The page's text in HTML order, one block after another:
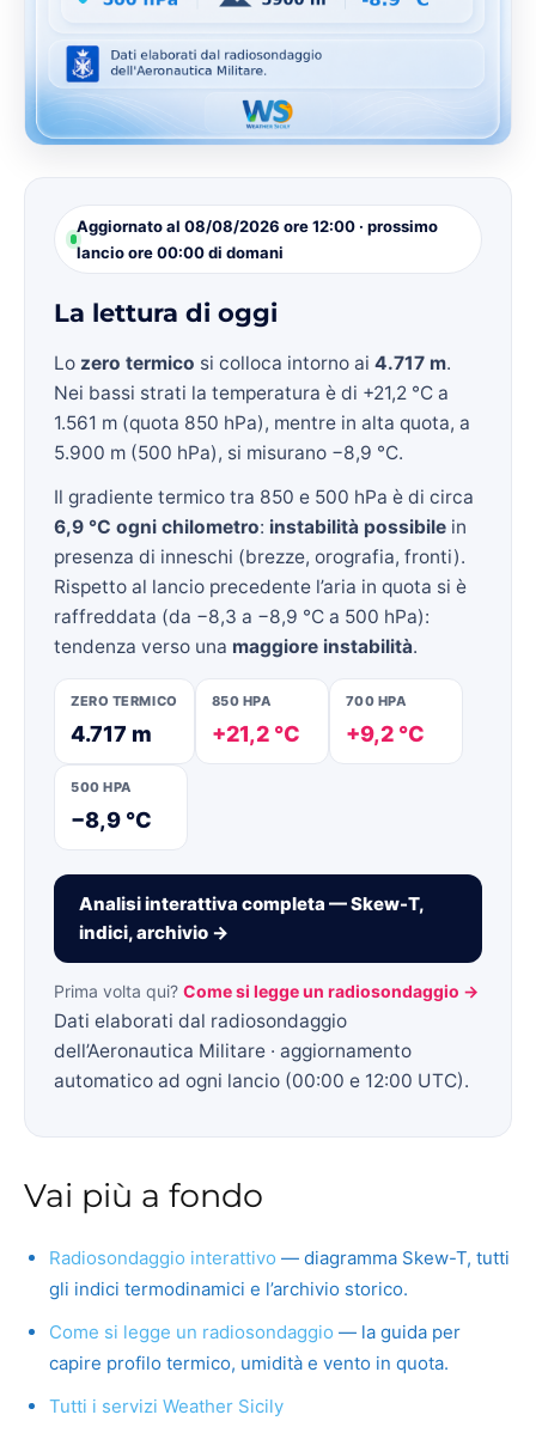
Aggiornato al 08/08/2026 ore 12:00 · prossimo
lancio ore 00:00 di domani
La lettura di oggi
Lo zero termico si colloca intorno ai 4.717 m.
Nei bassi strati la temperatura è di +21,2 °C a
1.561 m (quota 850 hPa), mentre in alta quota, a
5.900 m (500 hPa), si misurano −8,9 °C.
Il gradiente termico tra 850 e 500 hPa è di circa
6,9 °C ogni chilometro: instabilità possibile in
presenza di inneschi (brezze, orografia, fronti).
Rispetto al lancio precedente l’aria in quota si è
raffreddata (da −8,3 a −8,9 °C a 500 hPa):
tendenza verso una maggiore instabilità.
ZERO TERMICO
4.717 m
850 HPA
+21,2 °C
700 HPA
+9,2 °C
500 HPA
−8,9 °C
Analisi interattiva completa — Skew-T,
indici, archivio →
Prima volta qui? Come si legge un radiosondaggio →
Dati elaborati dal radiosondaggio
dell’Aeronautica Militare · aggiornamento
automatico ad ogni lancio (00:00 e 12:00 UTC).
Vai più a fondo
Radiosondaggio interattivo — diagramma Skew-T, tutti
gli indici termodinamici e l’archivio storico.
Come si legge un radiosondaggio — la guida per
capire profilo termico, umidità e vento in quota.
Tutti i servizi Weather Sicily